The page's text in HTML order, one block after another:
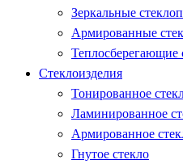
Зеркальные
Армированные
Теплосберегающие
Стеклоизделия
Тонированное
Ламинированное
Армированное
Гнутое стекло